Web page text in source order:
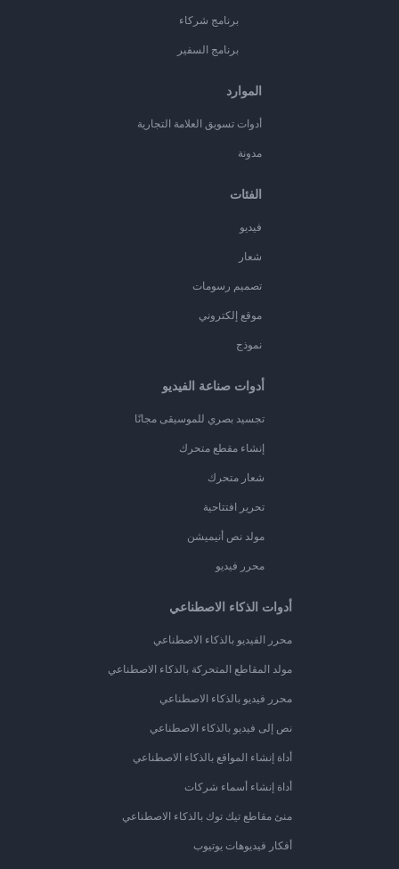
برنامج شركاء
برنامج السفير
الموارد
أدوات تسويق العلامة التجارية
مدونة
الفئات
فيديو
شعار
تصميم رسومات
موقع إلكتروني
نموذج
أدوات صناعة الفيديو
تجسيد بصري للموسيقى مجانًا
إنشاء مقطع متحرك
شعار متحرك
تحرير افتتاحية
مولد نص أنيميشن
محرر فيديو
أدوات الذكاء الاصطناعي
محرر الفيديو بالذكاء الاصطناعي
مولد المقاطع المتحركة بالذكاء الاصطناعي
محرر فيديو بالذكاء الاصطناعي
نص إلى فيديو بالذكاء الاصطناعي
أداة إنشاء المواقع بالذكاء الاصطناعي
أداة إنشاء أسماء شركات
منئ مقاطع تيك توك بالذكاء الاصطناعي
أفكار فيديوهات يوتيوب